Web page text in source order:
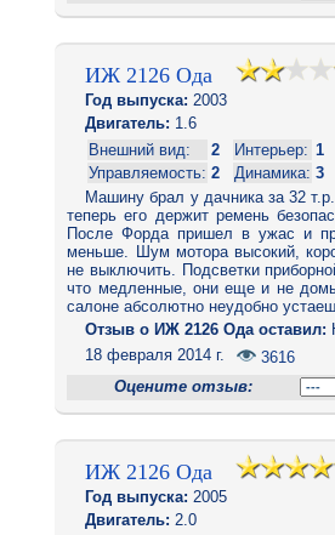
ИЖ 2126 Ода
Год выпуска: 2003
Двигатель: 1.6
Внешний вид:
2 Интерьер: 1
Управляемость: 2 Динамика: 3
Машину брал у дачника за 32
теперь его держит ремень
После Форда пришел в ужас и
меньше. Шум мотора высокий,
не выключить. Подсветки
что медленные, они еще и не
салоне абсолютно неудобно
Отзыв o ИЖ 2126 Ода оставил:
18 февраля 2014 г.
3616
Оцените отзыв:
ИЖ 2126 Ода
Год выпуска: 2005
Двигатель: 2.0